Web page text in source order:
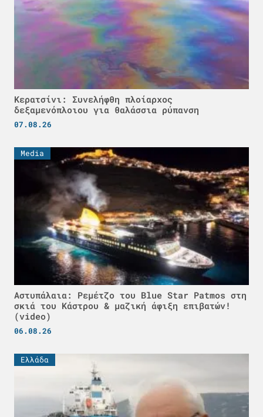
Κερατσίνι: Συνελήφθη πλοίαρχος
δεξαμενόπλοιου για θαλάσσια ρύπανση
07.08.26
Media
Αστυπάλαια: Ρεμέτζο του Blue Star Patmos στη
σκιά του Κάστρου & μαζική άφιξη επιβατών!
(video)
06.08.26
Ελλάδα